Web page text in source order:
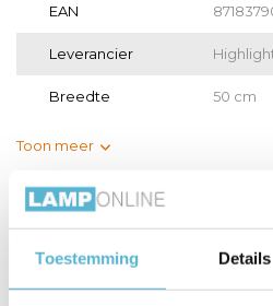
Toestemming Details
EAN
Leverancier
Breedte 50 cm
Toon meer
Vergelijk Delen
Gerelateerde artikelen: